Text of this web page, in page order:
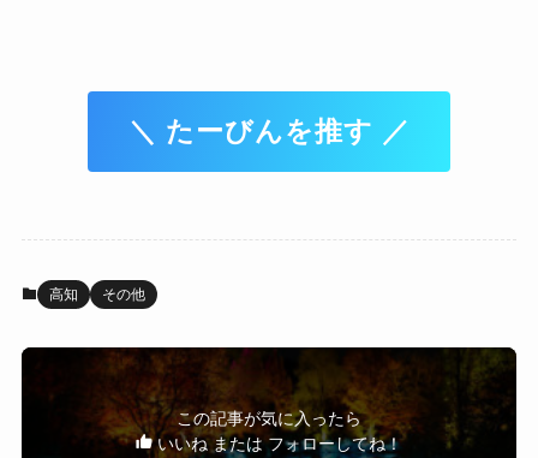
＼ たーびんを推す ／
高知 その他
この記事が気に入ったら
いいね または フォローしてね！